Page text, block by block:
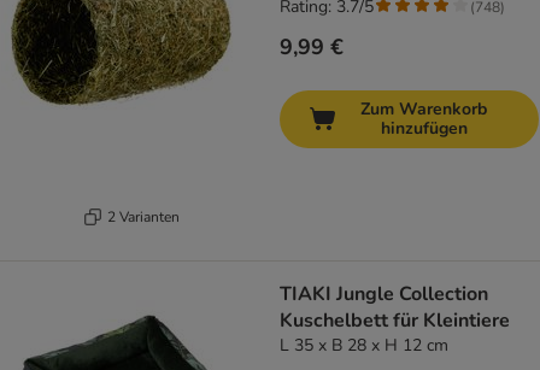
2 Varianten
9,99 €
Rating: 3.7/5 (748)
Zum Warenkorb
hinzufügen
TIAKI Jungle Collection
Kuschelbett für Kleintiere
L 35 x B 28 x H 12 cm